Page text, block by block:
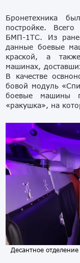
Бронетехника
постройке.
БМП-1ТС. Из
данные боевые
краской, а
машинах,
В качестве
бовой модуль
боевые машины
«ракушка», на
Десантное